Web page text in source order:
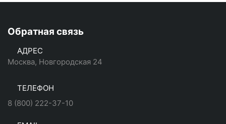
Обратная связь
АДРЕС
Москва, Новгородская 24
ТЕЛЕФОН
8 (800) 222-37-10